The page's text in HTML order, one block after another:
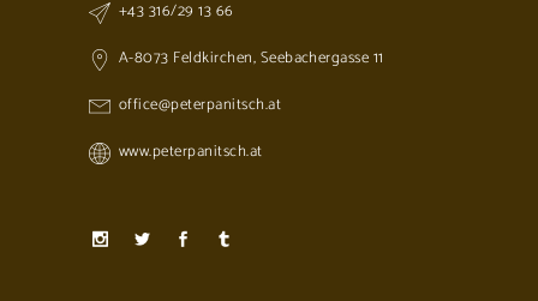
+43 316/29 13 66
A-8073 Feldkirchen, Seebachergasse 11
office@peterpanitsch.at
www.peterpanitsch.at